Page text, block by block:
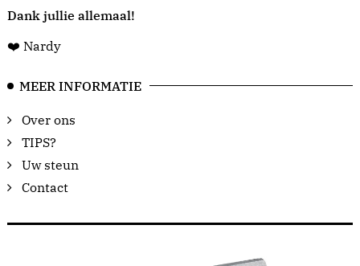
Dank jullie allemaal!
❤️ Nardy
MEER INFORMATIE
Over ons
TIPS?
Uw steun
Contact